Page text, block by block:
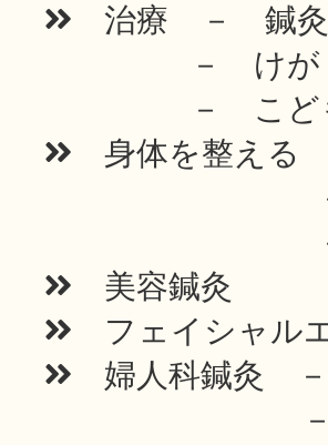
治療 － 鍼灸
－ けが
－ こども
身体を整える
－ アロマ
－ ラジ
美容鍼灸
フェイシャル
婦人科鍼灸
－ PMS